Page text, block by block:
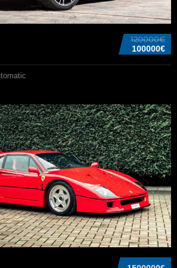
120000€
100000€